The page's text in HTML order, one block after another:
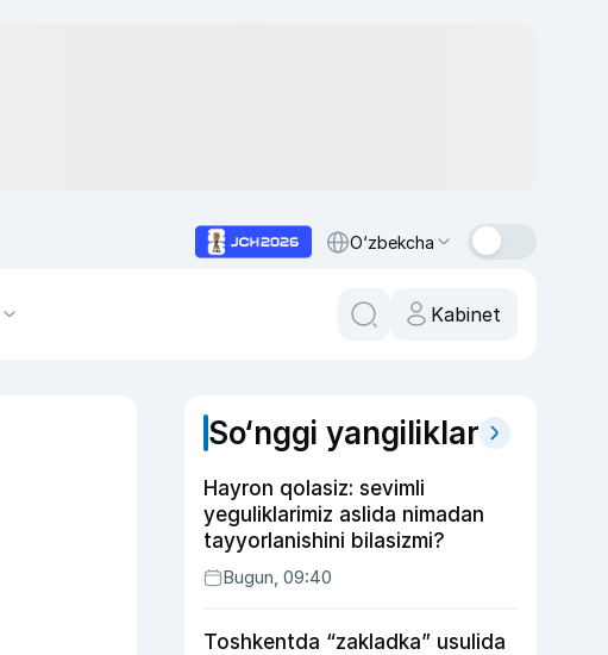
O‘zbekcha
Kabinet
So‘nggi yangiliklar
Hayron qolasiz: sevimli
yeguliklarimiz aslida nimadan
tayyorlanishini bilasizmi?
Bugun, 09:40
Toshkentda “zakladka” usulida